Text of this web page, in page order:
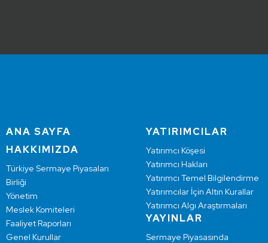
ANA SAYFA
HAKKIMIZDA
Türkiye Sermaye Piyasaları
Birliği
Yönetim
Meslek Komiteleri
Faaliyet Raporları
Genel Kurullar
YATIRIMCILAR
Yatırımcı Köşesi
Yatırımcı Hakları
Yatırımcı Temel Bilgilendirme
Yatırımcılar İçin Altın Kurallar
Yatırımcı Algı Araştırmaları
YAYINLAR
Sermaye Piyasasında